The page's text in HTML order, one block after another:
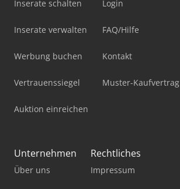
Inserate schalten
Inserate verwalten
Werbung buchen
Vertrauenssiegel
Auktion einreichen
Login
FAQ/Hilfe
Kontakt
Muster-Kaufvertrag
Unternehmen
Über uns
Rechtliches
Impressum